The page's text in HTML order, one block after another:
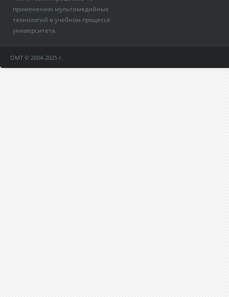
применению мультимедийных
технологий в учебном процессе
университета.
ОМТ © 2004-2025 г.